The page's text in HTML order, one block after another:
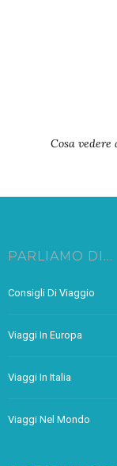
Cosa
PARLIAMO DI…
Consigli Di Viaggio
Viaggi In Europa
Viaggi In Italia
Viaggi Nel Mondo